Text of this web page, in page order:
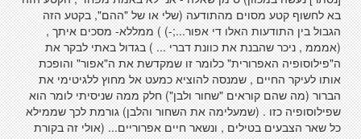
בא לחשוף קטע מסוים מהתודעה (שלי או של "ההם", בקטע הזה
הגבול בין התודעות האלו די אפור...;-) ) ממללא- מסכים איתך ,
(אמממ , ניכר שהבנת את כוונת דברי ... ) בגדול באתי לבקר את
ה"פילוסופיה האפרורית" כלומר זו שמקדשת את ה"אפור" והופכת
אותו לעיקר החיים , שמנסה להוציא כמעט אל מחוץ ללגיטימי את
הברור (מה שהם קוראים "שחור ולבן") חלק ממה שניסיתי לומר הוא
שפילוסופיה כזו . (שמעלימה את השחור והלבן) גורמת לכך שממילא
כל שאר הצבעים בטילים , ונשאר חיים אפרוריים... (אולי זה בקורת